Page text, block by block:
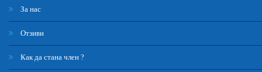
За нас
Отзиви
Как да стана член ?